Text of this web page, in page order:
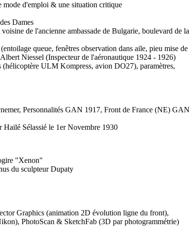
d'emploi & une situation critique
Dames
de l'ancienne ambassade de Bulgarie, boulevard de la
queue, fenêtres observation dans aile, pieu mise de
Niessel (Inspecteur de l'aéronautique 1924 - 1926)
ULM Kompress, avion DO27), paramètres,
Personnalités GAN 1917, Front de France (NE) GAN
Sélassié le 1er Novembre 1930
"Xenon"
du sculpteur Dupaty
Graphics (animation 2D évolution ligne du front),
PhotoScan & SketchFab (3D par photogrammétrie)